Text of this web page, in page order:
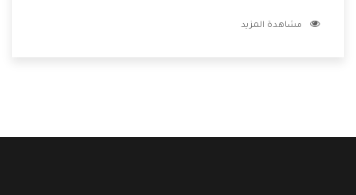
الشركة بها والتى تكون منها خدمة الصيانة التى تكون من أهم
مشاهدة المزيد